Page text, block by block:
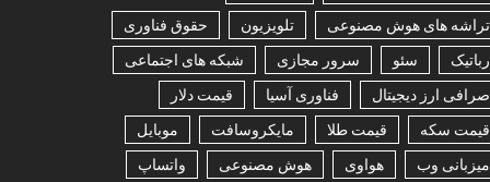
تراشه های هوش مصنوعی
تلویزیون
حقوق فناوری
رباتیک
سئو سرور مجازی
شبکه های اجتماعی
صرافی ارز دیجیتال
فناوری آسیا
قیمت دلار
قیمت سکه
قیمت طلا مایکروسافت
موبایل
میزبانی وب
هواوی هوش مصنوعی واتساپ